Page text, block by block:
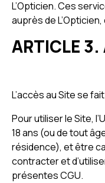
L’Opticien. Ces
auprès de
ARTICLE 3.
L’accès au Site se
Pour utiliser le Site,
18 ans (ou de tout
résidence), et être
contracter et
présentes CGU.